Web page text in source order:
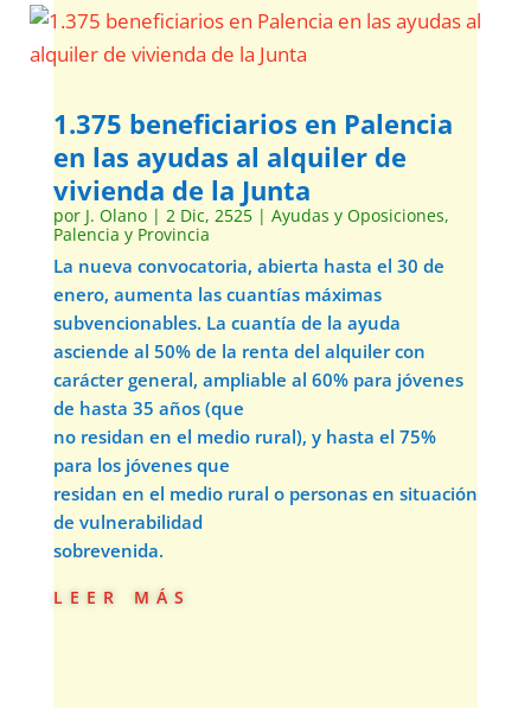
1.375 beneficiarios en Palencia
en las ayudas al alquiler de
vivienda de la Junta
por J. Olano| 2 Dic, 2525| Ayudas y Oposiciones,
Palencia y Provincia
La nueva convocatoria, abierta hasta el 30 de
enero, aumenta las cuantías máximas
subvencionables. La cuantía de la ayuda
asciende al 50% de la renta del alquiler con
carácter general, ampliable al 60% para jóvenes
de hasta 35 años (que
no residan en el medio rural), y hasta el 75%
para los jóvenes que
residan en el medio rural o personas en situación
de vulnerabilidad
sobrevenida.
leer más